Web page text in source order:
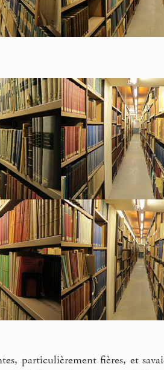
particulièrement fières, et